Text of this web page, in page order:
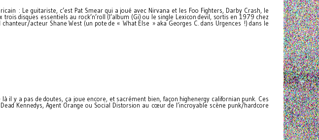
: Le guitariste, c’est Pat Smear qui a joué avec Nirvana et les Foo Fighters, Darby Crash, le
disques essentiels au rock’n’roll (l’album (Gi) ou le single Lexicon devil, sortis en 1979 chez
acteur Shane West (un pote de « What Else » aka Georges C. dans Urgences !) dans le
il y a pas de doutes, ça joue encore, et sacrément bien, façon highenergy californian punk. Ces
Kennedys, Agent Orange ou Social Distorsion au cœur de l’incroyable scène punk/hardcore